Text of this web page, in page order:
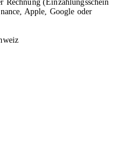
Rechnung (Einzahlungsschein
Apple, Google oder